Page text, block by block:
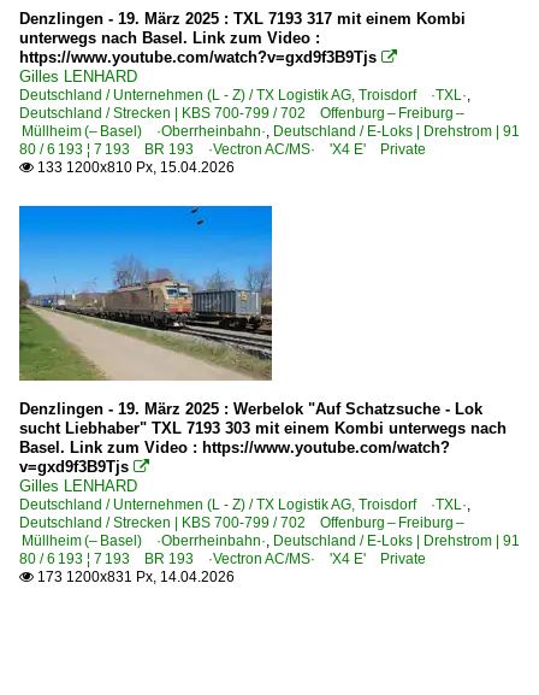
Denzlingen - 19. März 2025 : TXL 7193 317 mit einem Kombi
unterwegs nach Basel. Link zum Video :
https://www.youtube.com/watch?v=gxd9f3B9Tjs 
Gilles LENHARD
Deutschland / Unternehmen (L - Z) / TX Logistik AG, Troisdorf ·TXL·
Deutschland / Strecken | KBS 700-799 / 702 Offenburg – Freiburg –
Müllheim (– Basel) ·Oberrheinbahn· Deutschland / E-Loks | Drehstrom | 91
80 / 6 193 ¦ 7 193 BR 193 ·Vectron AC/MS· 'X4 E' Private
 133 1200x810 Px, 15.04.2026
Denzlingen - 19. März 2025 : Werbelok "Auf Schatzsuche - Lok
sucht Liebhaber" TXL 7193 303 mit einem Kombi unterwegs nach
Basel. Link zum Video : https://www.youtube.com/watch?
v=gxd9f3B9Tjs 
Gilles LENHARD
Deutschland / Unternehmen (L - Z) / TX Logistik AG, Troisdorf ·TXL·
Deutschland / Strecken | KBS 700-799 / 702 Offenburg – Freiburg –
Müllheim (– Basel) ·Oberrheinbahn· Deutschland / E-Loks | Drehstrom | 91
80 / 6 193 ¦ 7 193 BR 193 ·Vectron AC/MS· 'X4 E' Private
 173 1200x831 Px, 14.04.2026